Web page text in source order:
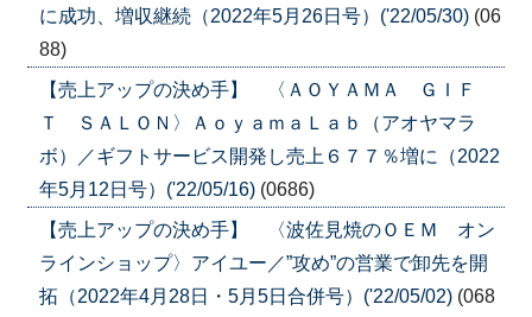
に成功、増収継続（2022年5月26日号）('22/05/30) (06
88)
【売上アップの決め手】 〈ＡＯＹＡＭＡ ＧＩＦ
Ｔ ＳＡＬＯＮ〉ＡｏｙａｍａＬａｂ（アオヤマラ
ボ）／ギフトサービス開発し売上６７７％増に（2022
年5月12日号）('22/05/16) (0686)
【売上アップの決め手】 〈波佐見焼のＯＥＭ オン
ラインショップ〉アイユー／”攻め”の営業で卸先を開
拓（2022年4月28日・5月5日合併号）('22/05/02) (068